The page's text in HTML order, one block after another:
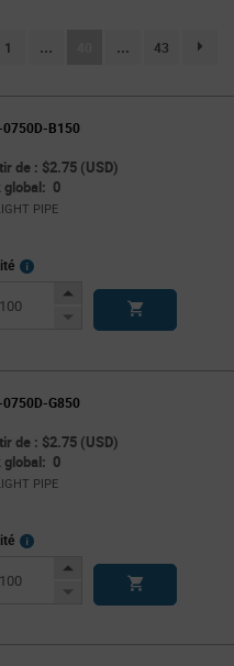
1 ... (current)
... 43
0750D-B150
de : $2.75 (USD)
global: 0
PIPE
More
Increase
Decrease
G850
de : $2.75 (USD)
global: 0
PIPE
More
Increase
Decrease